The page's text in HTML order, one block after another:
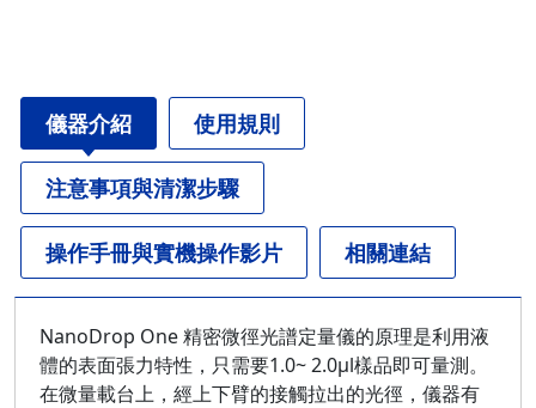
儀器介紹 使用規則
注意事項與清潔步驟
操作手冊與實機操作影片 相關連結
NanoDrop One 精密微徑光譜定量儀的原理是利用液
體的表面張力特性，只需要1.0~ 2.0μl樣品即可量測。
在微量載台上，經上下臂的接觸拉出的光徑，儀器有